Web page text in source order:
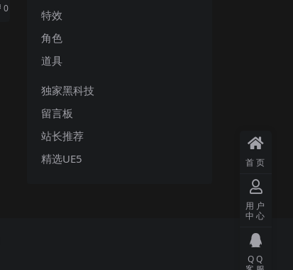
0
特效
角色
道具
独家黑科技
留言板
站长推荐
精选UE5
首页
用户
中心
QQ